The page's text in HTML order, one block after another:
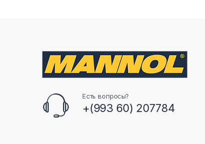
Есть вопросы?
+(993 60) 207784